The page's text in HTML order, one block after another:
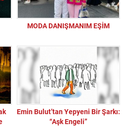
MODA DANIŞMANIM EŞİM
Emin Bulut’tan Yepyeni Bir Şarkı:
“Aşk Engeli”